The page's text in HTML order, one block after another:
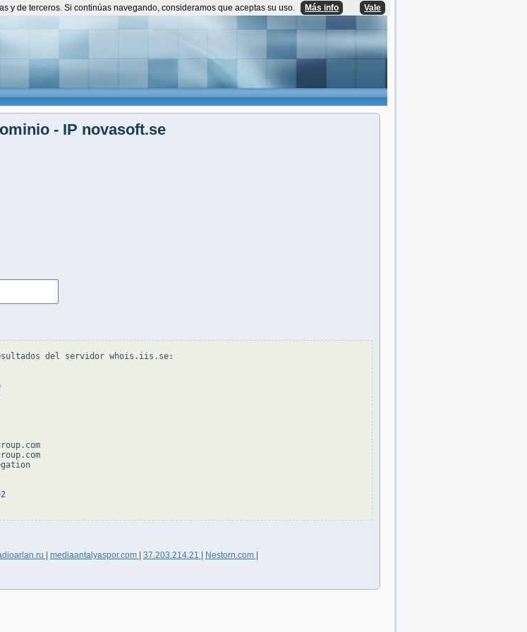
- IP novasoft.se
del servidor whois.iis.se:
mediaantalyaspor.com 37.203.214.21 Nestorn.com
y de terceros. Si continúas navegando, consideramos que aceptas su uso. Más info Vale